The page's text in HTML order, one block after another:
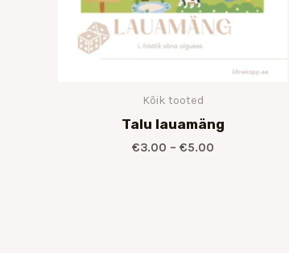
Kõik tooted
Talu lauamäng
€3.00 – €5.00